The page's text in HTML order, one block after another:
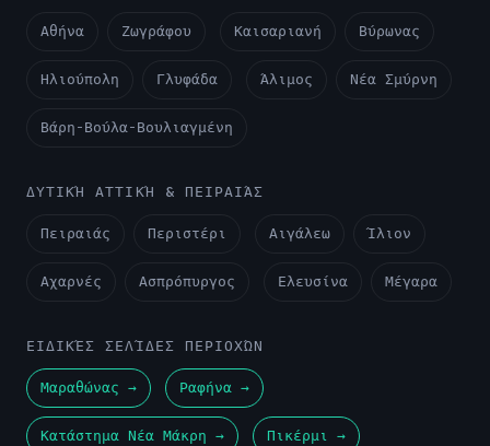
Αθήνα Ζωγράφου Καισαριανή Βύρωνας
Ηλιούπολη Γλυφάδα Άλιμος Νέα Σμύρνη
Βάρη-Βούλα-Βουλιαγμένη
ΔΥΤΙΚΉ ΑΤΤΙΚΉ & ΠΕΙΡΑΙΆΣ
Πειραιάς Περιστέρι Αιγάλεω Ίλιον
Αχαρνές Ασπρόπυργος Ελευσίνα Μέγαρα
ΕΙΔΙΚΈΣ ΣΕΛΊΔΕΣ ΠΕΡΙΟΧΏΝ
Μαραθώνας → Ραφήνα →
Κατάστημα Νέα Μάκρη → Πικέρμι →